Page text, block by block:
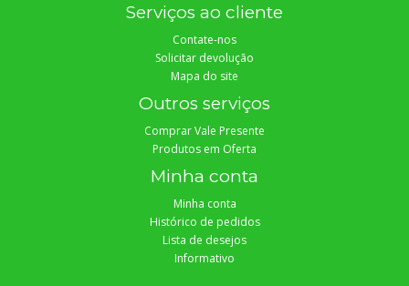
Serviços ao cliente
Contate-nos
Solicitar devolução
Mapa do site
Outros serviços
Comprar Vale Presente
Produtos em Oferta
Minha conta
Minha conta
Histórico de pedidos
Lista de desejos
Informativo